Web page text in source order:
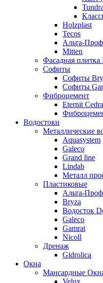
Holzplast
Tecos
Альта-
Mitten
Фасадная плитка
Софиты
Софиты
Софиты
Фиброцемент
Eternit
Водостоки
Металлические
Aquasystem
Galeco
Grand line
Lindab
Металл
Пластиковые
Альта-
Bryza
Водосток
Galeco
Gamrat
Nicoll
Дренаж
Gidrolica
Окна
Мансардные
Velux